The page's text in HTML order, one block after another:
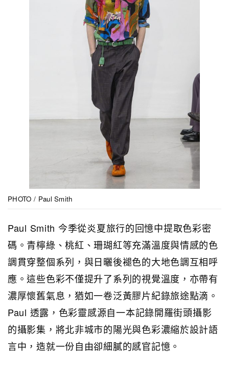
PHOTO / Paul Smith
Paul Smith 今季從炎夏旅行的回憶中提取色彩密
碼。青檸綠、桃紅、珊瑚紅等充滿溫度與情感的色
調貫穿整個系列，與日曬後褪色的大地色調互相呼
應。這些色彩不僅提升了系列的視覺溫度，亦帶有
濃厚懷舊氣息，猶如一卷泛黃膠片紀錄旅途點滴。
Paul 透露，色彩靈感源自一本記錄開羅街頭攝影
的攝影集，將北非城市的陽光與色彩濃縮於設計語
言中，造就一份自由卻細膩的感官記憶。